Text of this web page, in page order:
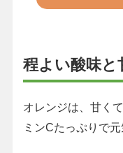
程よい酸味と
オレンジは、甘く
ミンCたっぷりで